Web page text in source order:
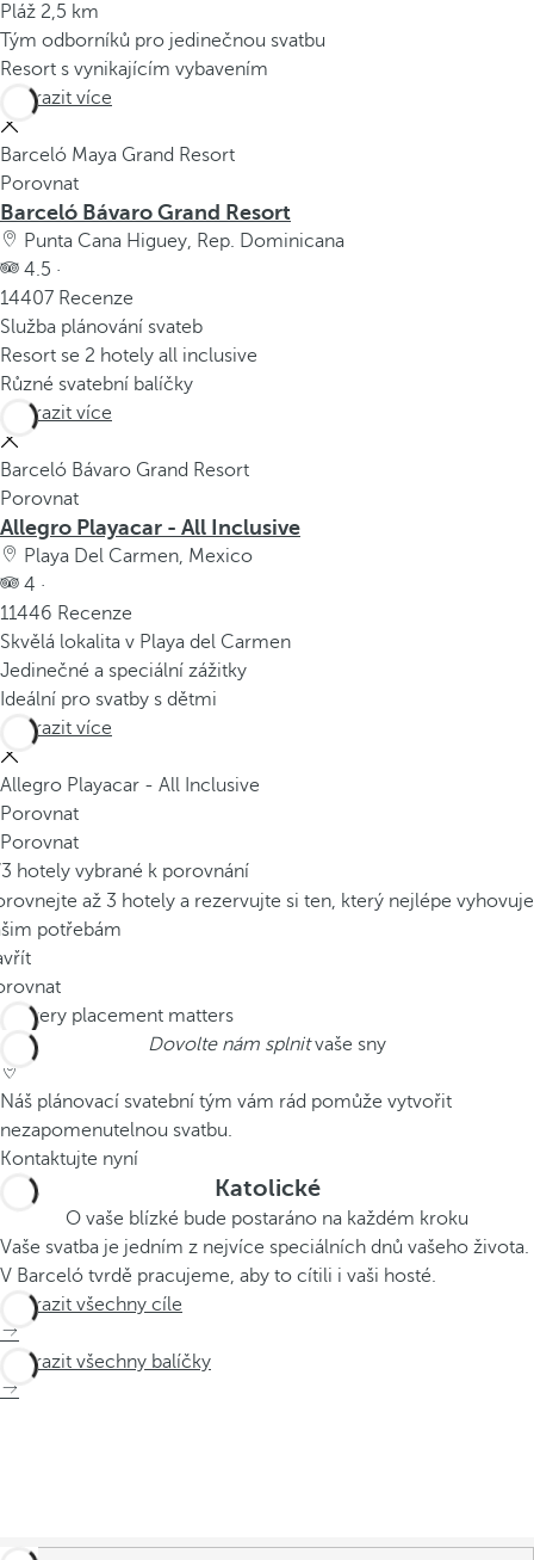
Pláž 2,5 km
Tým odborníků pro jedinečnou svatbu
Resort s vynikajícím vybavením
Zobrazit více
Barceló Maya Grand Resort
Porovnat
Barceló Bávaro Grand Resort
Punta Cana Higuey, Rep. Dominicana
4.5 ·
14407 Recenze
Služba plánování svateb
Resort se 2 hotely all inclusive
Různé svatební balíčky
Zobrazit více
Barceló Bávaro Grand Resort
Porovnat
Allegro Playacar - All Inclusive
Playa Del Carmen, Mexico
4 ·
11446 Recenze
Skvělá lokalita v Playa del Carmen
Jedinečné a speciální zážitky
Ideální pro svatby s dětmi
Zobrazit více
Allegro Playacar - All Inclusive
Porovnat
Porovnat
hotely vybrané k porovnání
až 3 hotely a rezervujte si ten, který nejlépe vyhovuje
potřebám
Dovolte nám splnitvaše sny
Náš plánovací svatební tým vám rád pomůže vytvořit
nezapomenutelnou svatbu.
Kontaktujte nyní
Katolické
O vaše blízké bude postaráno na každém kroku
Vaše svatba je jedním z nejvíce speciálních dnů vašeho života.
V Barceló tvrdě pracujeme, aby to cítili i vaši hosté.
Zobrazit všechny cíle
Zobrazit všechny balíčky